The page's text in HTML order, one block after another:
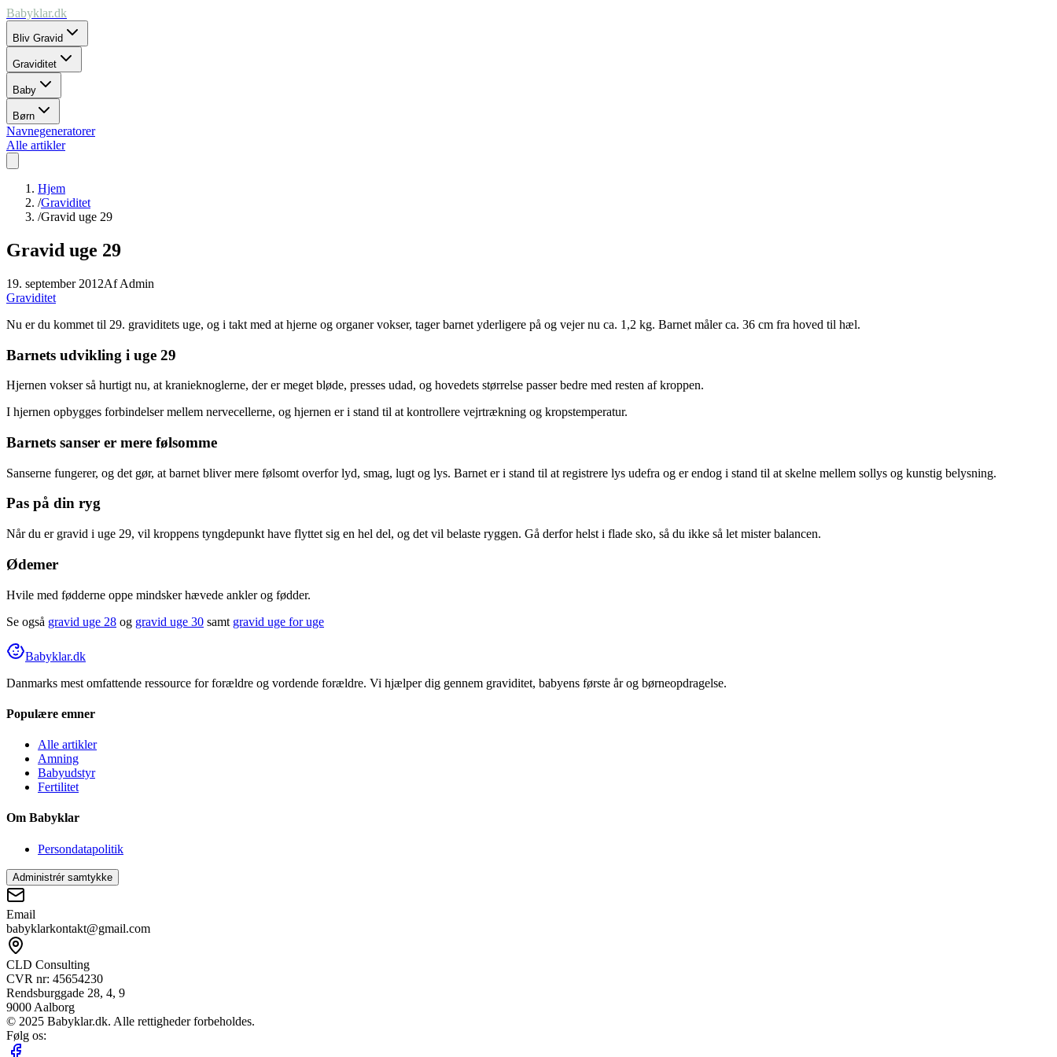
Babyklar.dk
Bliv Gravid
Graviditet
Baby
Børn
Navnegeneratorer
Alle artikler
Hjem
/Graviditet
/Gravid uge 29
Gravid uge 29
19. september 2012AfAdmin
Graviditet
Nu er du kommet til 29. graviditets uge, og i takt med at hjerne og organer vokser, tager barnet yderligere på og vejer nu ca. 1,2 kg. Barnet måler ca. 36 cm fra hoved til hæl.
Barnets udvikling i uge 29
Hjernen vokser så hurtigt nu, at kranieknoglerne, der er meget bløde, presses udad, og hovedets størrelse passer bedre med resten af kroppen.
I hjernen opbygges forbindelser mellem nervecellerne, og hjernen er i stand til at kontrollere vejrtrækning og kropstemperatur.
Barnets sanser er mere følsomme
Sanserne fungerer, og det gør, at barnet bliver mere følsomt overfor lyd, smag, lugt og lys. Barnet er i stand til at registrere lys udefra og er endog i stand til at skelne mellem sollys og kunstig belysning.
Pas på din ryg
Når du er gravid i uge 29, vil kroppens tyngdepunkt have flyttet sig en hel del, og det vil belaste ryggen. Gå derfor helst i flade sko, så du ikke så let mister balancen.
Ødemer
Hvile med fødderne oppe mindsker hævede ankler og fødder.
Se også gravid uge 28 og gravid uge 30 samt gravid uge for uge
Babyklar.dk
Danmarks mest omfattende ressource for forældre og vordende forældre. Vi hjælper dig gennem graviditet, babyens første år og børneopdragelse.
Populære emner
Alle artikler
Amning
Babyudstyr
Fertilitet
Om Babyklar
Persondatapolitik
Administrér samtykke
Email
babyklarkontakt@gmail.com
CLD Consulting
CVR nr: 45654230
Rendsburggade 28, 4, 9
9000 Aalborg
© 2025 Babyklar.dk. Alle rettigheder forbeholdes.
Følg os: